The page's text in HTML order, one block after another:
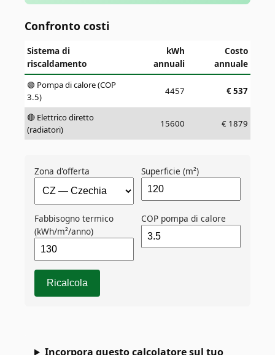
Confronto costi
Sistema di
riscaldamento
kWh
annuali
Costo
annuale
🟢 Pompa di calore (COP
3.5)
4457 €537
🔴 Elettrico diretto
(radiatori)
15600 € 1879
Zona d'offerta Superficie (m²)
Fabbisogno termico
(kWh/m²/anno)
COP pompa di calore
Ricalcola
Incorpora questo calcolatore sul tuo